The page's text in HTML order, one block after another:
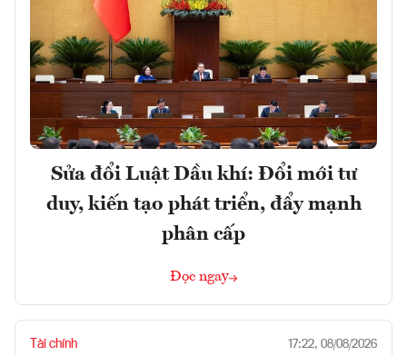
Sửa đổi Luật Dầu khí: Đổi mới tư
duy, kiến tạo phát triển, đẩy mạnh
phân cấp
Đọc ngay
Tài chính 17:22, 08/08/2026